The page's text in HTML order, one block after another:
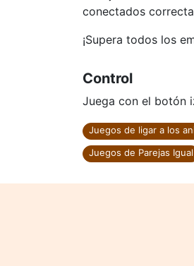
conectados
¡Supera todos los
Control
Juega con el botón
Juegos de ligar a los
Juegos de Parejas Igual